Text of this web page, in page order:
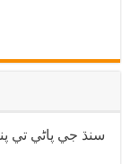
سنڌ جي پاڻي تي